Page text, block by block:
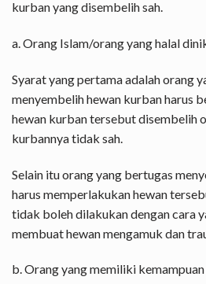
kurban yang disembelih sah.
a. Orang Islam/orang yang halal
Syarat yang pertama adalah orang
menyembelih hewan kurban harus
hewan kurban tersebut disembelih
kurbannya tidak sah.
Selain itu orang yang bertugas
harus memperlakukan hewan
tidak boleh dilakukan dengan cara
membuat hewan mengamuk dan
b. Orang yang memiliki